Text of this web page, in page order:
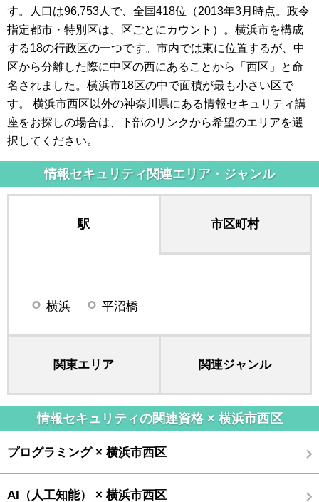
す。人口は96,753人で、全国418位（2013年3月時点。政令
指定都市・特別区は、区ごとにカウント）。横浜市を構成
する18の行政区の一つです。市内では東に位置するが、中
区から分離した際に中区の西にあることから「西区」と命
名されました。横浜市18区の中で面積が最も小さい区で
す。 横浜市西区以外の神奈川県にある情報セキュリティ講
座をお探しの場合は、下部のリンクから希望のエリアを選
択してください。
情報セキュリティ関連エリア・ジャンル
駅
横浜 平沼橋
市区町村
関東エリア 関連ジャンル
情報セキュリティの関連資格 × 横浜市西区
プログラミング × 横浜市西区
AI（人工知能） × 横浜市西区